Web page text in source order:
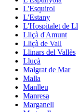
L'Esquirol
L'Estany
L'Hospitalet de
Lliçà d'Amunt
Lliçà de Vall
Llinars del Vallès
Lluçà
Malgrat de Mar
Malla
Manlleu
Manresa
Marganell